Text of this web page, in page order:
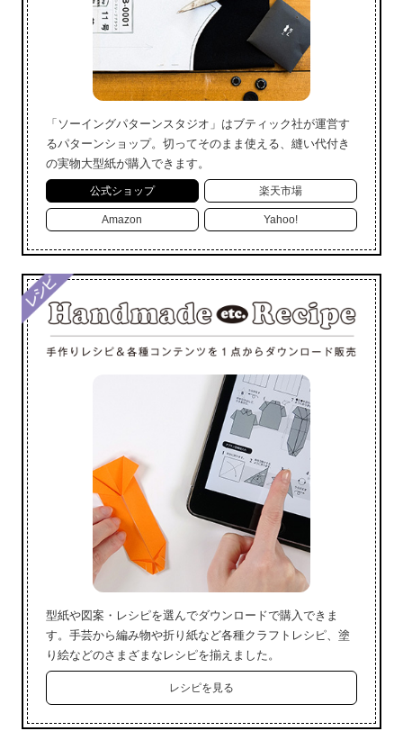
「ソーイングパターンスタジオ」はブティック社が運営す
るパターンショップ。切ってそのまま使える、縫い代付き
の実物大型紙が購入できます。
公式ショップ 楽天市場
Amazon Yahoo!
型紙や図案・レシピを選んでダウンロードで購入できま
す。手芸から編み物や折り紙など各種クラフトレシピ、塗
り絵などのさまざまなレシピを揃えました。
レシピを見る